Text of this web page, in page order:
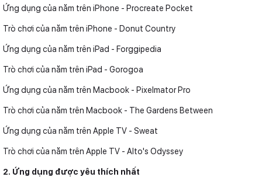
Ứng dụng của năm trên iPhone - Procreate Pocket
Trò chơi của năm trên iPhone - Donut Country
Ứng dụng của năm trên iPad - Forggipedia
Trò chơi của năm trên iPad - Gorogoa
Ứng dụng của năm trên Macbook - Pixelmator Pro
Trò chơi của năm trên Macbook - The Gardens Between
Ứng dụng của năm trên Apple TV - Sweat
Trò chơi của năm trên Apple TV - Alto's Odyssey
2. Ứng dụng được yêu thích nhất